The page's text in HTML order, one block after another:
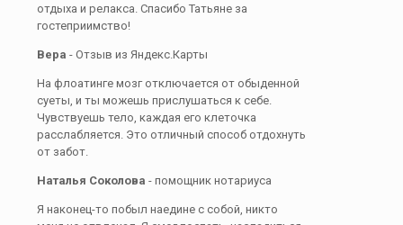
отдыха и релакса. Спасибо Татьяне за
гостеприимство!
Вера - Отзыв из Яндекс.Карты
На флоатинге мозг отключается от обыденной
суеты, и ты можешь прислушаться к себе.
Чувствуешь тело, каждая его клеточка
расслабляется. Это отличный способ отдохнуть
от забот.
Наталья Соколова - помощник нотариуса
Я наконец-то побыл наедине с собой, никто